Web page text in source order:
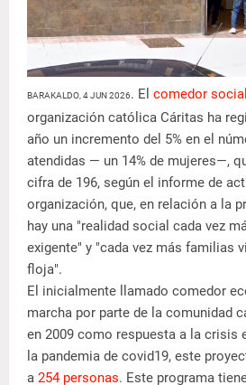
BARAKALDO, 4 JUN 2026. El comedor social
organización católica Cáritas ha
año un incremento del 5% en el
atendidas — un 14% de mujeres—,
cifra de 196, según el informe de
organización, que, en relación a la
hay una "realidad social cada vez
exigente" y "cada vez más familias
floja".
El inicialmente llamado comedor
marcha por parte de la comunidad
en 2009 como respuesta a la crisis
la pandemia de covid19, este
a 254 personas. Este programa